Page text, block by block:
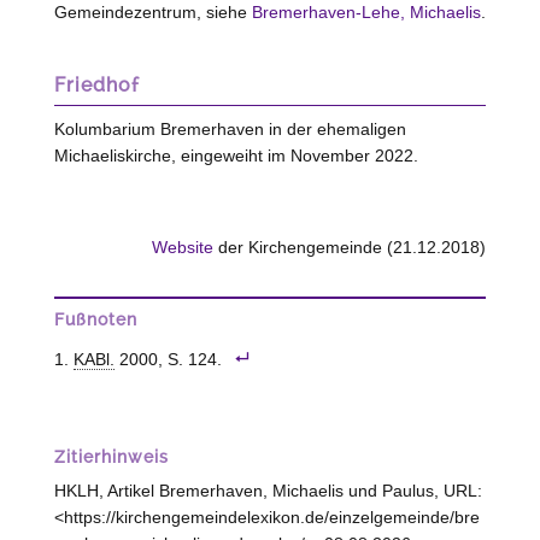
Gemeindezentrum, siehe Bremerhaven-Lehe, Michaelis.
Friedhof
Kolumbarium Bremerhaven in der ehemaligen
Michaeliskirche, eingeweiht im November 2022.
Website der Kirchengemeinde (21.12.2018)
Fußnoten
KABl. 2000, S. 124.
Zitierhinweis
HKLH, Artikel Bremerhaven, Michaelis und Paulus, URL:
<https://kirchengemeindelexikon.de/einzelgemeinde/bre